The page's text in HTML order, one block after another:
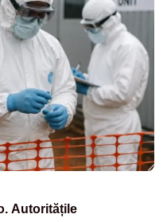
Autoritățile